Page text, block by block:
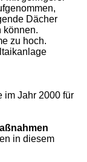
Dächer
können.
zu hoch.
im Jahr 2000 für
in diesem